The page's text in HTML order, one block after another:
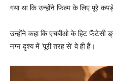
गया था कि उन्होंने फिल्म के लिए पूरे
उन्होंने कहा कि एचबीओ के हिट फैंटेसी
नग्न दृश्य में ‘पूरी तरह से’ वे ही हैं।